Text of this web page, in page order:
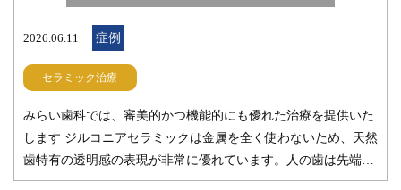
いてインプラントだけでなく、その他多くの治療の選択肢を一
くようにしています。 歯やお口周りにお困りの症状や気になる
で、どうぞお気軽にご相談ください。 こちらもご参照くださ
い。 インプラント治療｜桜木町の歯医者「みらい歯科」 【症
例】８０歳からのインプラント治療：入れ歯の悩みを解消し、
2026.06.11 症例
セラミック治療
みらい歯科では、審美的かつ機能的にも優れた治療を提供いた
します ジルコニアセラミックは金属を全く使わないため、天然
歯特有の透明感の表現が非常に優れています。人の歯は先端に
行くほど薄くなり、青味がかった透明感が出てくる方が多いた